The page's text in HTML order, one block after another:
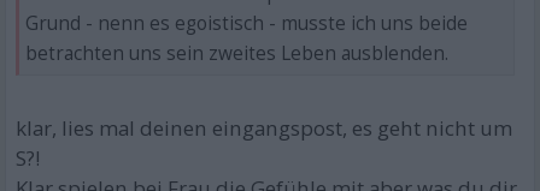
Grund - nenn es egoistisch - musste ich uns beide
betrachten uns sein zweites Leben ausblenden.
klar, lies mal deinen eingangspost, es geht nicht um
S?!